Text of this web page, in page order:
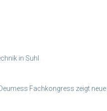
in Suhl
Fachkongress zeigt neue